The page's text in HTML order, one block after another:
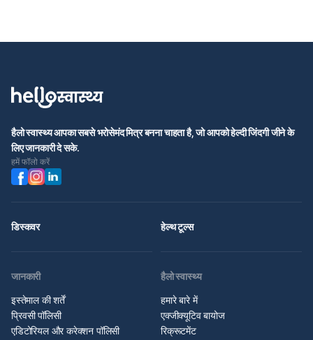
हैलो स्वास्थ्य आपका सबसे भरोसेमंद मित्र बनना चाहता है, जो आपको हेल्दी जिंदगी जीने के
लिए जानकारी दे सके.
हमें फॉलो करें
डिस्कवर हेल्थ टूल्स
जानकारी
इस्तेमाल की शर्तें
प्रिवसी पॉलिसी
एडिटोरियल और करेक्शन पॉलिसी
हैलो स्वास्थ्य
हमारे बारे में
एक्जीक्यूटिव बायोज
रिक्रूटमेंट